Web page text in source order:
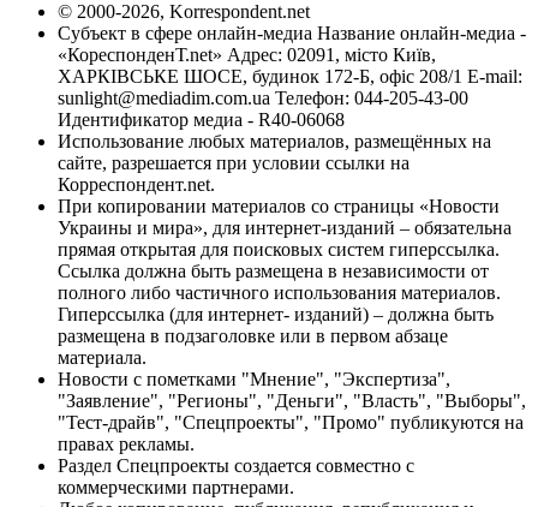
© 2000-2026, Korrespondent.net
Субъект в сфере онлайн-медиа Название онлайн-медиа -
«КореспонденТ.net» Адрес: 02091, місто Київ,
ХАРКІВСЬКЕ ШОСЕ, будинок 172-Б, офіс 208/1 E-mail:
sunlight@mediadim.com.ua Телефон: 044-205-43-00
Идентификатор медиа - R40-06068
Использование любых материалов, размещённых на
сайте, разрешается при условии ссылки на
Корреспондент.net.
При копировании материалов со страницы «Новости
Украины и мира», для интернет-изданий – обязательна
прямая открытая для поисковых систем гиперссылка.
Ссылка должна быть размещена в независимости от
полного либо частичного использования материалов.
Гиперссылка (для интернет- изданий) – должна быть
размещена в подзаголовке или в первом абзаце
материала.
Новости с пометками "Мнение", "Экспертиза",
"Заявление", "Регионы", "Деньги", "Власть", "Выборы",
"Тест-драйв", "Спецпроекты", "Промо" публикуются на
правах рекламы.
Раздел Спецпроекты создается совместно с
коммерческими партнерами.